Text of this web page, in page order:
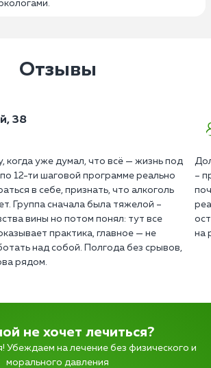
Отзывы
38
когда уже думал, что всё — жизнь под
12-ти шаговой программе реально
в себе, признать, что алкоголь
Группа сначала была тяжелой –
вины но потом понял: тут все
практика, главное — не
над собой. Полгода без срывов,
рядом.
–
на
не хочет лечиться?
Убеждаем на лечение без физического и
морального давления